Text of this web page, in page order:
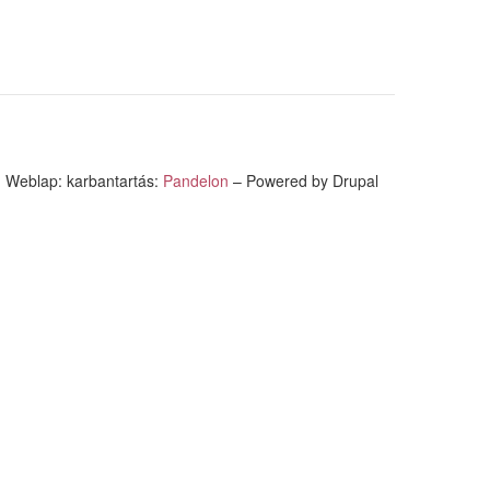
Weblap: karbantartás: Pandelon – Powered by Drupal